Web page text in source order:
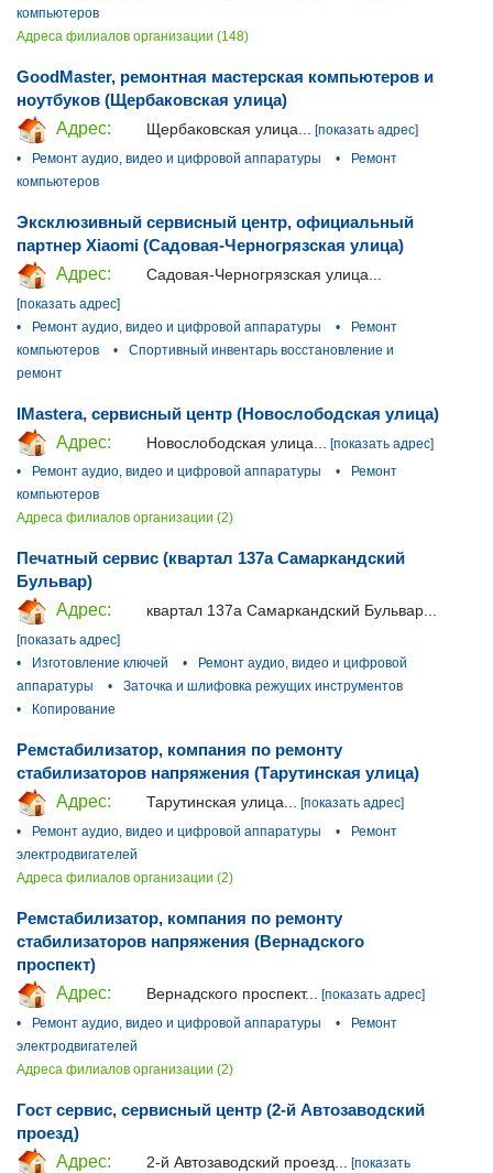
компьютеров
Адреса филиалов организации (148)
GoodMaster, ремонтная мастерская компьютеров и
ноутбуков (Щербаковская улица)
Адрес:
Щербаковская улица...
[показать адрес]
•
Ремонт аудио, видео и цифровой аппаратуры •
Ремонт
компьютеров
Эксклюзивный сервисный центр, официальный
партнер Xiaomi (Садовая-Черногрязская улица)
Адрес:
Садовая-Черногрязская улица...
[показать адрес]
•
Ремонт аудио, видео и цифровой аппаратуры •
Ремонт
компьютеров
•
Спортивный инвентарь восстановление и
ремонт
IMastera, сервисный центр (Новослободская улица)
Адрес:
Новослободская улица...
[показать адрес]
•
Ремонт аудио, видео и цифровой аппаратуры •
Ремонт
компьютеров
Адреса филиалов организации (2)
Печатный сервис (квартал 137а Самаркандский
Бульвар)
Адрес:
квартал 137а Самаркандский Бульвар...
[показать адрес]
•
Изготовление ключей •
Ремонт аудио, видео и цифровой
аппаратуры
•
Заточка и шлифовка режущих инструментов
•
Копирование
Ремстабилизатор, компания по ремонту
стабилизаторов напряжения (Тарутинская улица)
Адрес:
Тарутинская улица...
[показать адрес]
•
Ремонт аудио, видео и цифровой аппаратуры •
Ремонт
электродвигателей
Адреса филиалов организации (2)
Ремстабилизатор, компания по ремонту
стабилизаторов напряжения (Вернадского
проспект)
Адрес:
Вернадского проспект...
[показать адрес]
•
Ремонт аудио, видео и цифровой аппаратуры •
Ремонт
электродвигателей
Адреса филиалов организации (2)
Гост сервис, сервисный центр (2-й Автозаводский
проезд)
Адрес:
2-й Автозаводский проезд... [показать